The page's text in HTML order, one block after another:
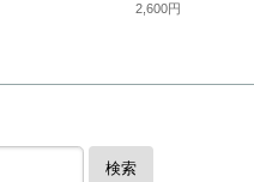
2,600円
検索